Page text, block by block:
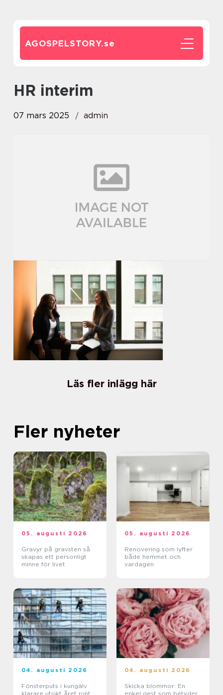
AGOSPELSTORY.se
HR interim
07 mars 2025 admin
Läs fler inlägg här
Fler nyheter
05. augusti 2026
Gravyr på gravsten så
skapas ett personligt
minne för livet
05. augusti 2026
Renovering som lyfter
både hemmet och
vardagen
04. augusti 2026
Fönsterputs i kungälv
klarare utsikt året runt
04. augusti 2026
Skicka blommor: En
enkel gest som betyder